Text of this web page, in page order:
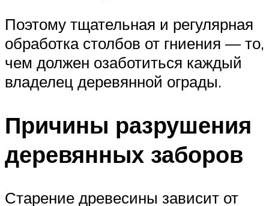
Поэтому тщательная и регулярная
обработка столбов от гниения — то,
чем должен озаботиться каждый
владелец деревянной ограды.
Причины разрушения
деревянных заборов
Старение древесины зависит от